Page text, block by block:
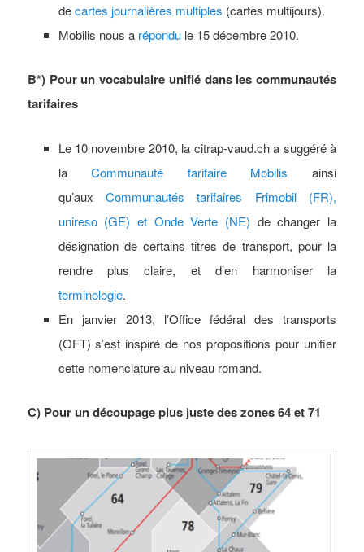
decartes journalières multiples (cartes multijours).
Mobilis nous a répondule 15 décembre 2010.
B*) Pourun vocabulaire unifié dans les communautés
tarifaires
Le 10 novembre 2010, la citrap-vaud.ch a suggéré à
laCommunauté tarifaire Mobilis ainsi
qu’aux Communautés tarifaires Frimobil (FR),
unireso (GE) et Onde Verte (NE) de changer la
désignation de certains titres de transport, pour la
rendre plus claire, et d’en harmoniser la
terminologie.
En janvier 2013, l’Office fédéral des transports
(OFT) s’est inspiré de nos propositions pour unifier
cette nomenclature au niveau romand.
C) Pour un découpage plus juste des zones 64 et 71